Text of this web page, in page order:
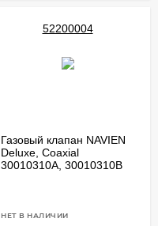
Газовый клапан NAVIEN
Deluxe, Coaxial
30010310A, 30010310B
НЕТ В НАЛИЧИИ